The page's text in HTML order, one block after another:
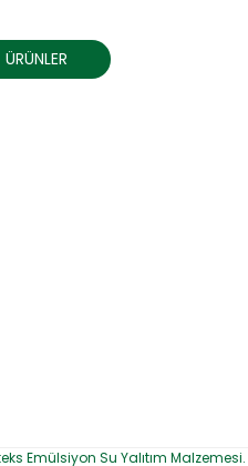
ÜRÜNLER